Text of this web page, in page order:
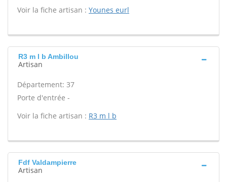
Voir la fiche artisan : Younes eurl
R3 m l b Ambillou
Artisan
Département: 37
Porte d'entrée -
Voir la fiche artisan : R3 m l b
Fdf Valdampierre
Artisan